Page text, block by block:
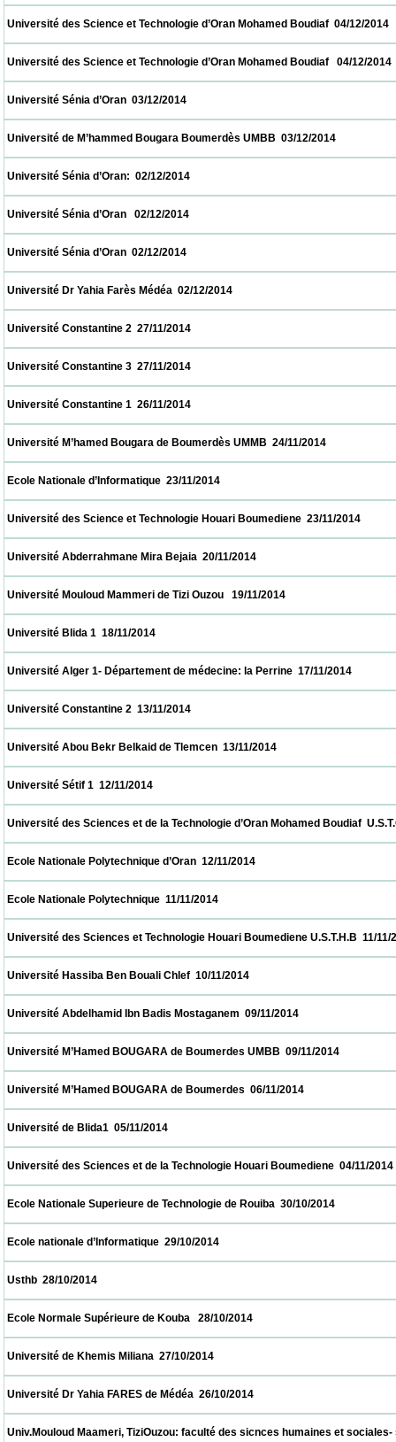
Université des Science et Technologie d’Oran Mohamed Boudiaf
Université des Science et Technologie d’Oran Mohamed Boudiaf
Université Sénia d’Oran  03/12/2014
Université de M’hammed Bougara Boumerdès UMBB  03/12/
Université Sénia d’Oran:  02/12/2014
Université Sénia d’Oran   02/12/2014
Université Sénia d’Oran  02/12/2014
Université Dr Yahia Farès Médéa  02/12/2014
Université Constantine 2  27/11/2014
Université Constantine 3  27/11/2014
Université Constantine 1  26/11/2014
Université M’hamed Bougara de Boumerdès UMMB  24/11/
Ecole Nationale d’Informatique  23/11/2014
Université des Science et Technologie Houari Boumediene  23/
Université Abderrahmane Mira Bejaia  20/11/2014
Université Mouloud Mammeri de Tizi Ouzou   19/11/2014
Université Blida 1  18/11/2014
Université Alger 1- Département de médecine: la Perrine  17/
Université Constantine 2  13/11/2014
Université Abou Bekr Belkaid de Tlemcen  13/11/2014
Université Sétif 1  12/11/2014
Université des Sciences et de la Technologie d’Oran Mohamed
Ecole Nationale Polytechnique d’Oran  12/11/2014
Ecole Nationale Polytechnique  11/11/2014
Université des Sciences et Technologie Houari Boumediene
Université Hassiba Ben Bouali Chlef  10/11/2014
Université Abdelhamid Ibn Badis Mostaganem  09/11/2014
Université M’Hamed BOUGARA de Boumerdes UMBB  09/11/
Université M’Hamed BOUGARA de Boumerdes  06/11/2014
Université de Blida1  05/11/2014
Université des Sciences et de la Technologie Houari
Ecole Nationale Superieure de Technologie de Rouiba  30/10/
Ecole nationale d’Informatique  29/10/2014
Usthb  28/10/2014
Ecole Normale Supérieure de Kouba   28/10/2014
Université de Khemis Miliana  27/10/2014
Université Dr Yahia FARES de Médéa  26/10/2014
Univ.Mouloud Maameri, TiziOuzou: faculté des sicnces humaines et